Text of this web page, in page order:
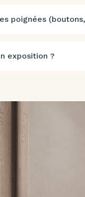
poignées
exposition ?